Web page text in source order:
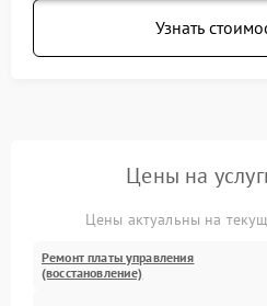
Узнать
Цены на
Цены актуальны на
Ремонт платы управления
(восстановление)